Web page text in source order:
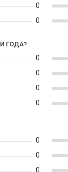
0
0
ГОДА?
0
0
0
0
0
0
0